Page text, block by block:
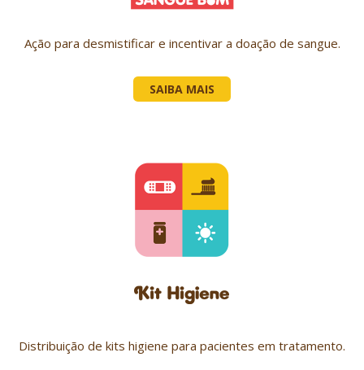
Ação para desmistificar e incentivar a doação de sangue.
SAIBA MAIS
Distribuição de kits higiene para pacientes em tratamento.